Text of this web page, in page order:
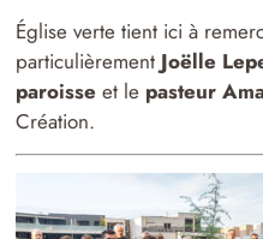
Église verte tient ici à
particulièrement Joëlle
paroisse et le pasteur
Création.